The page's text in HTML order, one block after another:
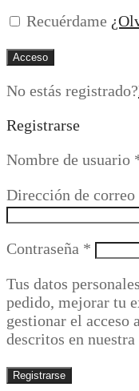
Recuérdame
Acceso
No estás registrado?
Registrarse
Nombre de usuario
Dirección de
Contraseña *
Tus datos
pedido, mejorar tu
gestionar el acceso
descritos en nuestra
Registrarse